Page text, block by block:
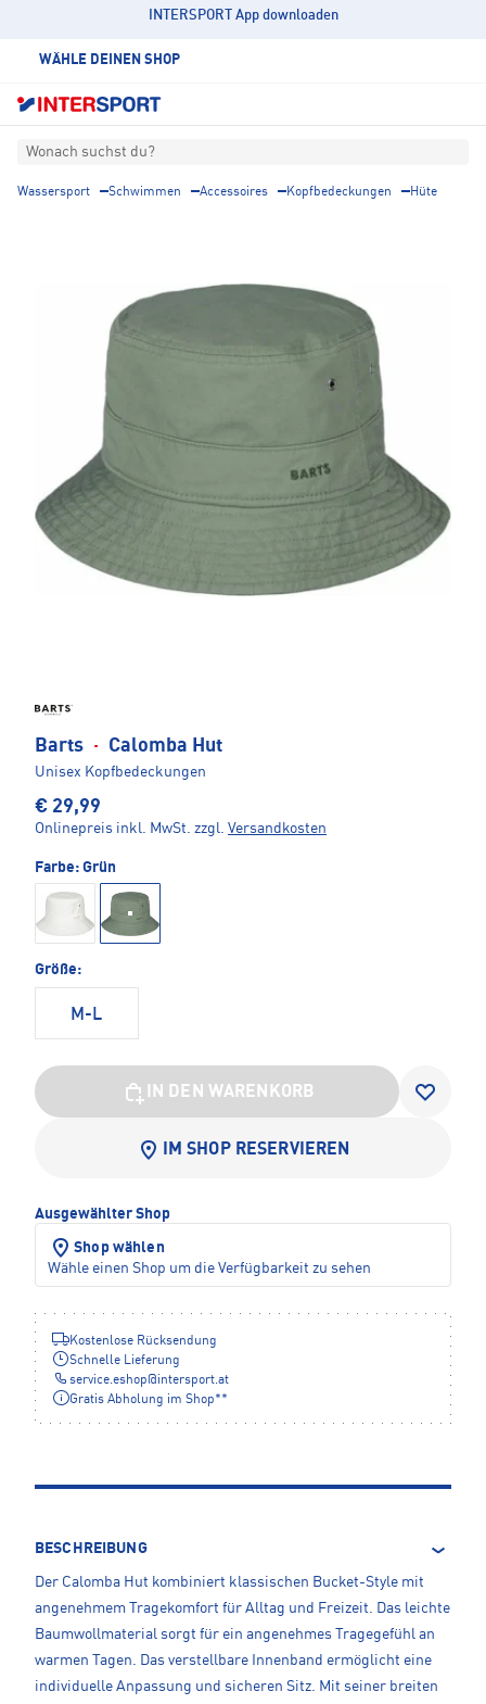
INTERSPORT App downloaden
WÄHLE DEINEN SHOP
Wonach suchst du?
Wassersport Schwimmen Accessoires Kopfbedeckungen Hüte
Barts · Calomba Hut
Unisex Kopfbedeckungen
€ 29,99
Onlinepreis inkl. MwSt. zzgl. Versandkosten
Farbe: Grün
Größe:
M-L
IN DEN WARENKORB
IM SHOP RESERVIEREN
Ausgewählter Shop
Shop wählen
Wähle einen Shop um die Verfügbarkeit zu sehen
Kostenlose Rücksendung
Schnelle Lieferung
service.eshop@intersport.at
Gratis Abholung im Shop**
BESCHREIBUNG
Der Calomba Hut kombiniert klassischen Bucket-Style mit
angenehmem Tragekomfort für Alltag und Freizeit. Das leichte
Baumwollmaterial sorgt für ein angenehmes Tragegefühl an
warmen Tagen. Das verstellbare Innenband ermöglicht eine
individuelle Anpassung und sicheren Sitz. Mit seiner breiten